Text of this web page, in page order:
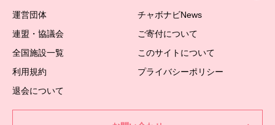
運営団体
チャボナビNews
連盟・協議会
ご寄付について
全国施設一覧
このサイトについて
利用規約
プライバシーポリシー
退会について